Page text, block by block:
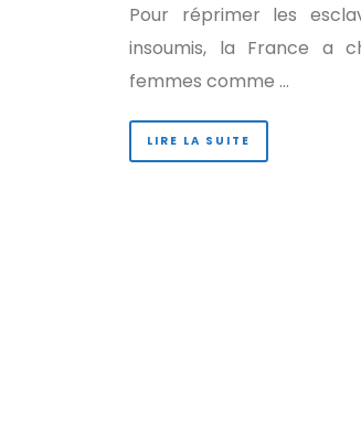
Pour réprimer les
insoumis, la France a
femmes comme …
LIRE LA SUITE